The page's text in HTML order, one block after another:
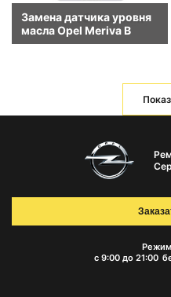
Замена датчика уровня
масла Opel Meriva B
с 9:00 до 21:00